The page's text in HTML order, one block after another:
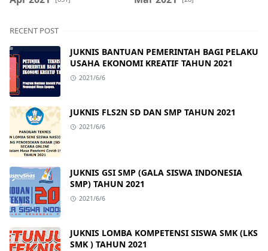
RECENT POST
JUKNIS BANTUAN PEMERINTAH BAGI PELAKU
USAHA EKONOMI KREATIF TAHUN 2021
2021/6/6
JUKNIS FLS2N SD DAN SMP TAHUN 2021
2021/6/6
JUKNIS GSI SMP (GALA SISWA INDONESIA
SMP) TAHUN 2021
2021/6/6
JUKNIS LOMBA KOMPETENSI SISWA SMK (LKS
SMK ) TAHUN 2021